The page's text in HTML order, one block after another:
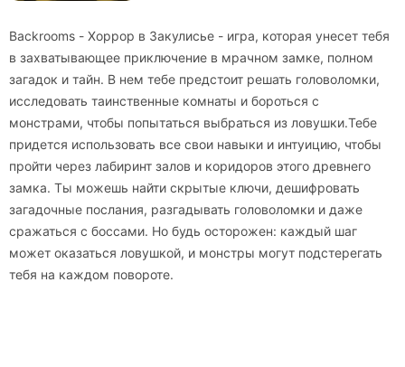
Backrooms - Хоррор в Закулисье - игра, которая унесет тебя
в захватывающее приключение в мрачном замке, полном
загадок и тайн. В нем тебе предстоит решать головоломки,
исследовать таинственные комнаты и бороться с
монстрами, чтобы попытаться выбраться из ловушки.Тебе
придется использовать все свои навыки и интуицию, чтобы
пройти через лабиринт залов и коридоров этого древнего
замка. Ты можешь найти скрытые ключи, дешифровать
загадочные послания, разгадывать головоломки и даже
сражаться с боссами. Но будь осторожен: каждый шаг
может оказаться ловушкой, и монстры могут подстерегать
тебя на каждом повороте.